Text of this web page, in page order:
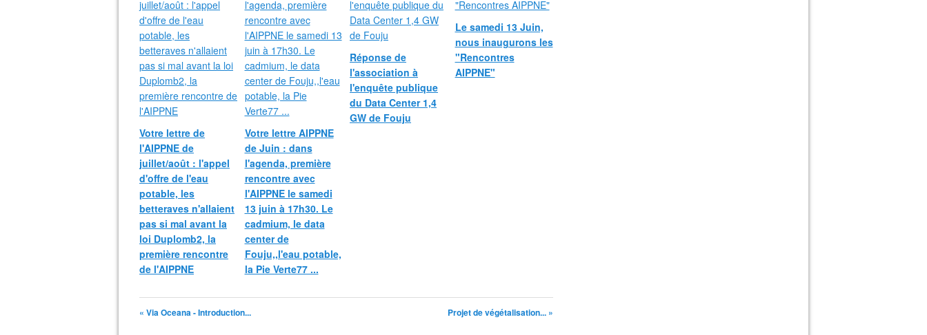
Votre lettre de
l'AIPPNE de
juillet/août : l'appel
d'offre de l'eau
potable, les
betteraves n'allaient
pas si mal avant la
loi Duplomb2, la
première rencontre
de l'AIPPNE
Votre lettre AIPPNE
de Juin : dans
l'agenda, première
rencontre avec
l'AIPPNE le samedi
13 juin à 17h30. Le
cadmium, le data
center de
Fouju,,l'eau potable,
la Pie Verte77 ...
Réponse de
l'association à
l'enquête publique
du Data Center 1,4
GW de Fouju
Le samedi 13 Juin,
nous inaugurons les
"Rencontres
AIPPNE"
« Via Oceana - Introduction... Projet de végétalisation... »